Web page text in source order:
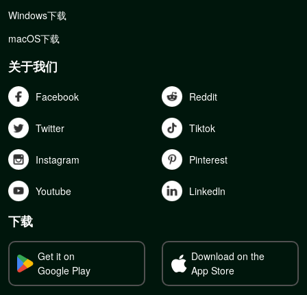
Windows下载
macOS下载
关于我们
Facebook Reddit
Twitter Tiktok
Instagram Pinterest
Youtube Linkedln
下载
Get it on
Google Play
Download on the
App Store